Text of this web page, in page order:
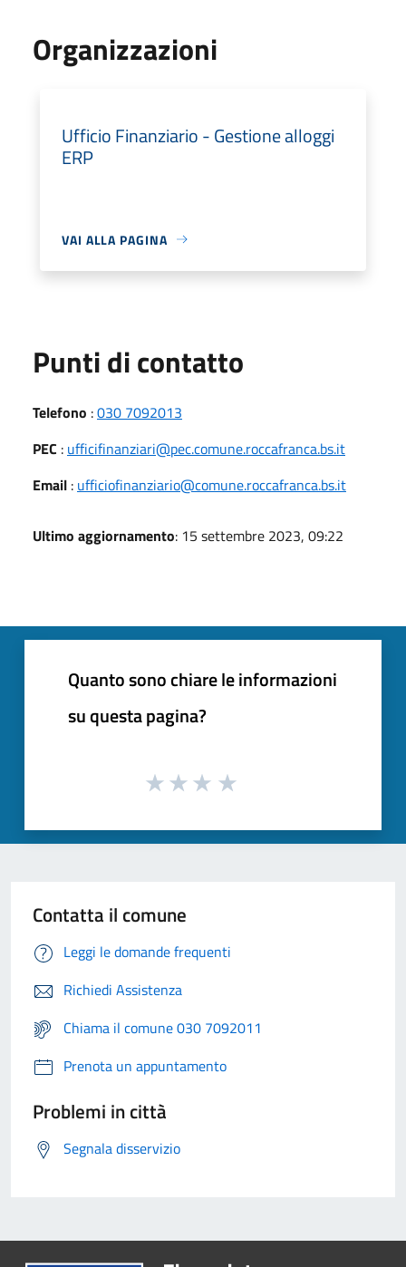
Organizzazioni
Ufficio Finanziario - Gestione alloggi
ERP
VAI ALLA PAGINA
Punti di contatto
Telefono :030 7092013
PEC : ufficifinanziari@pec.comune.roccafranca.bs.it
Email : ufficiofinanziario@comune.roccafranca.bs.it
Ultimo aggiornamento: 15 settembre 2023, 09:22
Quanto sono chiare le informazioni
su questa pagina?
Contatta il comune
Leggi le domande frequenti
Richiedi Assistenza
Chiama il comune 030 7092011
Prenota un appuntamento
Problemi in città
Segnala disservizio